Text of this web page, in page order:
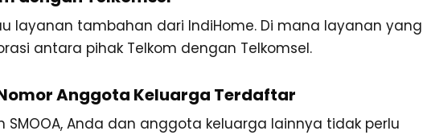
layanan tambahan dari IndiHome. Di mana layanan yang
antara pihak Telkom dengan Telkomsel.
Anggota Keluarga Terdaftar
Anda dan anggota keluarga lainnya tidak perlu